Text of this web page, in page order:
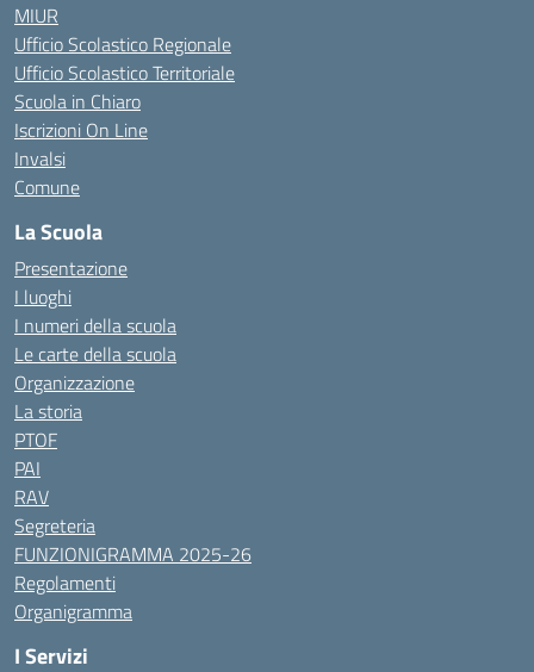
MIUR
Ufficio Scolastico Regionale
Ufficio Scolastico Territoriale
Scuola in Chiaro
Iscrizioni On Line
Invalsi
Comune
La Scuola
Presentazione
I luoghi
I numeri della scuola
Le carte della scuola
Organizzazione
La storia
PTOF
PAI
RAV
Segreteria
FUNZIONIGRAMMA 2025-26
Regolamenti
Organigramma
I Servizi